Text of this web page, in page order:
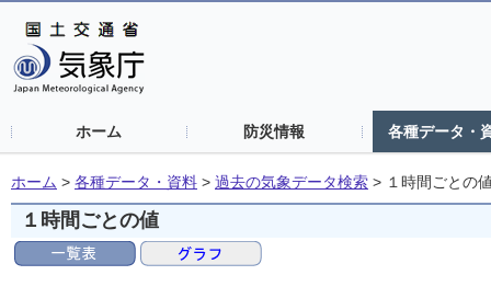
ホーム 防災情報 各種データ・
ホーム > 各種データ・資料 > 過去の気象データ検索 > １時間ごとの
１時間ごとの値